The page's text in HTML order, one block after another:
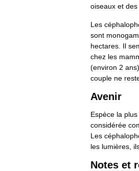
oiseaux et des
Les
sont
hectares Il
chez les
(environ 2 ans)
couple ne
Avenir
Espèce la plus
considérée
Les
les lumières
Notes et